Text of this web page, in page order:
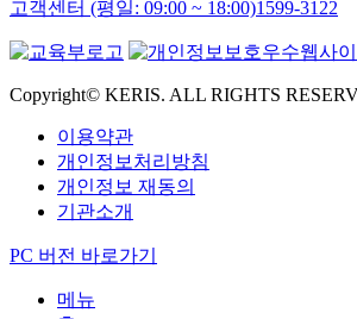
고객센터 (평일: 09:00 ~ 18:00)1599-3122
Copyright© KERIS. ALL RIGHTS
이용약관
개인정보처리방침
개인정보 재동의
기관소개
PC 버전 바로가기
메뉴